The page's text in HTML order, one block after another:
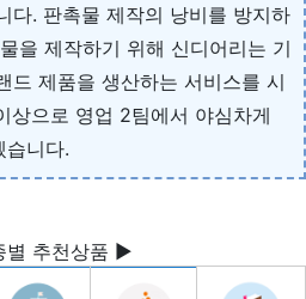
다. 판촉물 제작의 낭비를 방지하
을 제작하기 위해 신디어리는 기
드 제품을 생산하는 서비스를 시
상으로 영업 2팀에서 야심차게
습니다.
추천상품 ▶